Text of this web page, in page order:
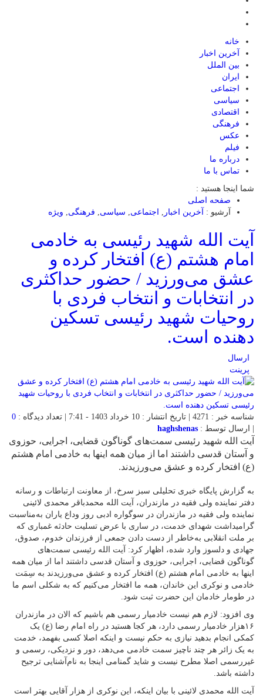
خانه
آخرین اخبار
بین الملل
ایران
اجتماعی
سیاسی
اقتصادی
فرهنگی
عکس
فیلم
درباره ما
تماس با ما
شما اینجا هستید :
صفحه اصلی
آرشیو :
آخرین اخبار اجتماعی سیاسی فرهنگی ویژه
آیت الله شهید رئیسی به خادمی
امام هشتم (ع) افتخار کرده و
عشق می‌ورزید / حضور حداکثری
در انتخابات و انتخاب فردی با
روحیات شهید رئیسی تسکین
دهنده است.
ارسال
پرینت
شناسه خبر : 4271 | تاریخ انتشار : 10 خرداد 1403 - 7:41 | تعداد دیدگاه :
0
| ارسال توسط : haghshenas
آیت الله شهید رئیسی سمت‌های گوناگون قضایی، اجرایی، حوزوی
و آستان قدسی داشتند اما از میان همه اینها به خادمی امام هشتم
(ع) افتخار کرده و عشق می‌ورزیدند.
به گزارش پایگاه خبری تحلیلی سبز سرخ، از معاونت ارتباطات و رسانه
دفتر نماینده ولی فقیه در مازندران، آیت الله محمدباقر محمدی لائینی
نماینده ولی فقیه در مازندران در سوگواره ادبی روز وداع یاران به‌مناسبت
گرامیداشت شهدای خدمت، در ساری با عرض تسلیت حادثه غمباری که
بر ملت انقلابی به‌خاطر از دست دادن جمعی از فرزندان خدوم، صدوق،
جهادی و دلسوز وارد شده، اظهار کرد: آیت الله رئیسی سمت‌های
گوناگون قضایی، اجرایی، حوزوی و آستان قدسی داشتند اما از میان همه
اینها به خادمی امام هشتم (ع) افتخار کرده و عشق می‌ورزیدند به سِمَت
خادمی و نوکری این خاندان، همه ما افتخار می‌کنیم که به شکلی اسم ما
در طومار خادمان این حضرت ثبت شود.
وی افزود: لازم هم نیست خادمیار رسمی هم باشیم که الان در مازندران
۱۶هزار خادمیار رسمی دارد، هر کجا هستید در راه امام رضا (ع) یک
کمکی انجام بدهید نیازی به حکم نیست و اینکه اصلا کسی بفهمد، خدمت
به یک زائر هر چند ناچیز سمت خادمی می‌دهد، دور و نزدیکی، رسمی و
غیررسمی اصلا مطرح نیست و شاید گمنامی اینجا به نام‌آشنایی ترجیح
داشته باشد.
آیت الله محمدی لائینی با بیان اینکه، این نوکری از هزار آقایی بهتر است